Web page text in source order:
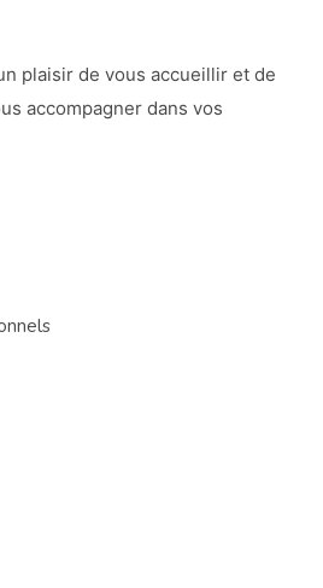
plaisir de vous accueillir et de
accompagner dans vos